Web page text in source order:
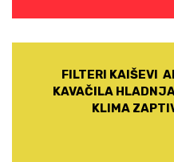
FILTERI KAIŠEVI
KAVAČILA
KLIMA